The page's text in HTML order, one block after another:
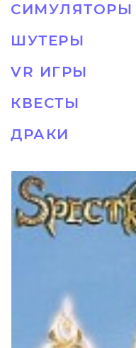
СИМУЛЯТОРЫ
ШУТЕРЫ
VR ИГРЫ
КВЕСТЫ
ДРАКИ